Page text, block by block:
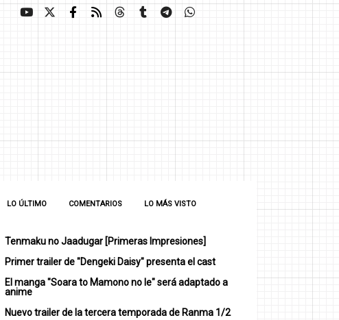
LO ÚLTIMO COMENTARIOS LO MÁS VISTO
Tenmaku no Jaadugar [Primeras Impresiones]
Primer trailer de "Dengeki Daisy" presenta el cast
El manga "Soara to Mamono no Ie" será adaptado a
anime
Nuevo trailer de la tercera temporada de Ranma 1/2